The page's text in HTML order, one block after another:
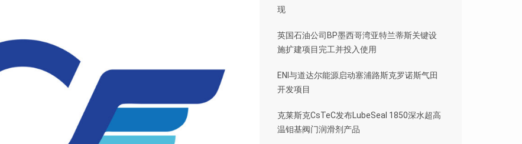
现
英国石油公司BP墨西哥湾亚特兰蒂斯关键设
施扩建项目完工并投入使用
ENI与道达尔能源启动塞浦路斯克罗诺斯气田
开发项目
克莱斯克CsTeC发布LubeSeal 1850深水超高
温钼基阀门润滑剂产品